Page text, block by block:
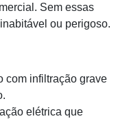
Sem essas
ou perigoso.
com infiltração grave
elétrica que